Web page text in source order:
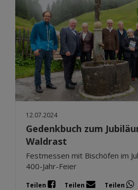
12.07.2024
Gedenkbuch zum
Waldrast
Festmessen mit Bischöfen im
400-Jahr-Feier
Teilen Teilen Teilen